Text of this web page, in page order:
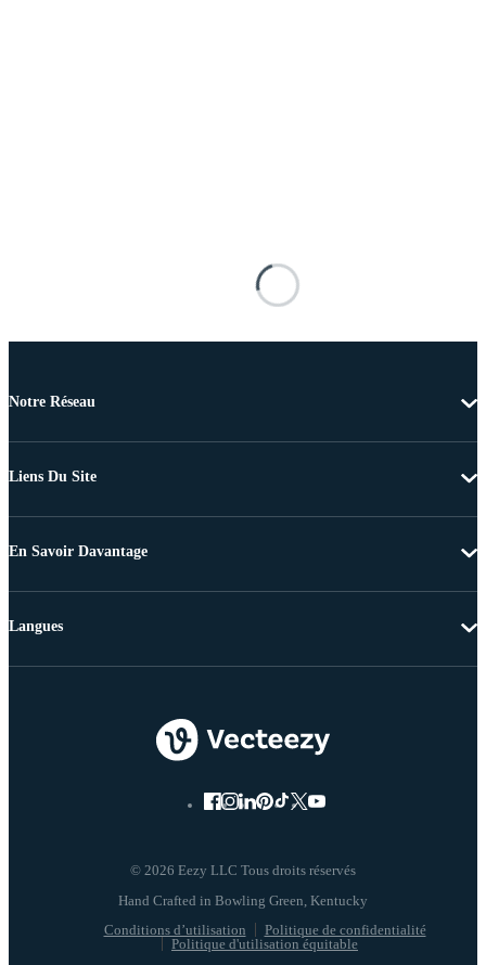
Notre Réseau
Liens Du Site
En Savoir Davantage
© 2026 Eezy LLC Tous droits réservés
Conditions d’utilisation
Politique de confidentialité
Politique d'utilisation équitable
Langues